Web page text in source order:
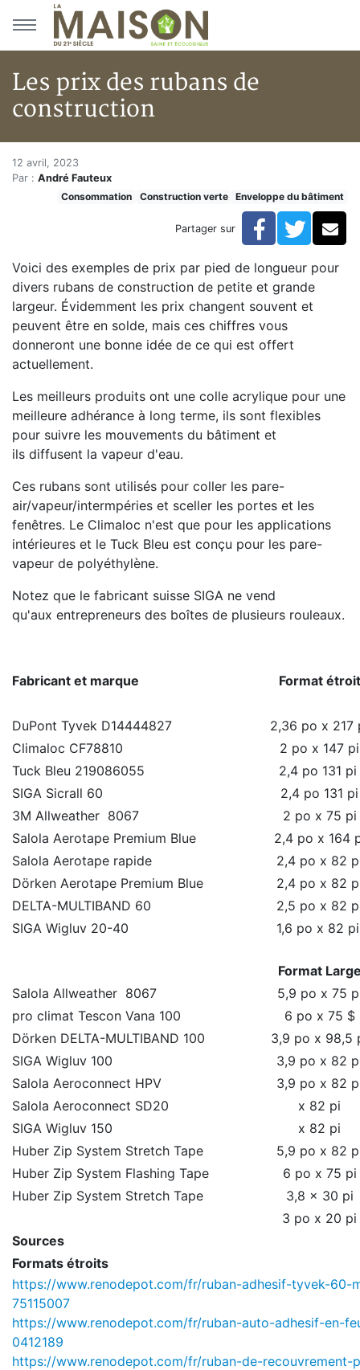
Aller au menu principal
Aller au contenu principal
Les prix des rubans de
construction
Accueil
Articles
Construction verte
Les prix des rubans de construction
Les prix des rubans de
12 avril, 2023
Par : André Fauteux
Consommation
Construction verte Enveloppe du bâtiment
Partager sur Facebook
Voici des exemples de prix par pied de longueur pour
divers rubans de construction de petite et grande
largeur. Évidemment les prix changent souvent et
peuvent être en solde, mais ces chiffres vous
donneront une bonne idée de ce qui est offert
actuellement.
Les meilleurs produits ont une colle acrylique pour une
meilleure adhérance à long terme, ils sont flexibles
pour suivre les mouvements du bâtiment et
ils diffusent la vapeur d'eau.
Ces rubans sont utilisés pour coller les pare-
air/vapeur/intermpéries et sceller les portes et les
fenêtres. Le Climaloc n'est que pour les applications
intérieures et le Tuck Bleu est conçu pour les pare-
vapeur de polyéthylène.
Notez que le fabricant suisse SIGA ne vend
qu'aux entrepreneurs des boîtes de plusieurs rouleaux.
Fabricant et marque Format étroit
DuPont Tyvek D14444827
2,36 po x 217
Climaloc CF78810
2 po x 147 pi
Tuck Bleu 219086055
2,4 po 131 pi
SIGA Sicrall 60
2,4 po 131 pi
3M Allweather 8067
2 po x 75 pi
Salola Aerotape Premium Blue
2,4 po x 164
Salola Aerotape rapide
2,4 po x 82
Dörken Aerotape Premium Blue
2,4 po x 82
DELTA-MULTIBAND 60
2,5 po x 82
SIGA Wigluv 20-40
1,6 po x 82
Format
Salola Allweather 8067
5,9 po x 75
pro climat Tescon Vana 100
6 po x 75 $
Dörken DELTA-MULTIBAND 100
3,9 po x 98,5
SIGA Wigluv 100
3,9 po x 82
Salola Aeroconnect HPV
3,9 po x 82
Salola Aeroconnect SD20
x 82 pi
SIGA Wigluv 150
x 82 pi
Huber Zip System Stretch Tape
5,9 po x 82
Huber Zip System Flashing Tape
6 po x 75 pi
Huber Zip System Stretch Tape
3,8 x 30 pi
3 po x 20 pi
Sources
Formats étroits
https://www.renodepot.com/fr/ruban-adhesif-tyvek-60-
75115007
https://www.renodepot.com/fr/ruban-auto-adhesif-en-
0412189
https://www.renodepot.com/fr/ruban-de-